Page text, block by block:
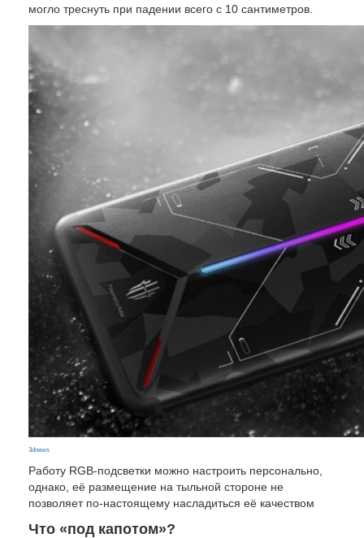
могло треснуть при падении всего с 10 сантиметров.
3dnews
Работу RGB-подсветки можно настроить персонально,
однако, её размещение на тыльной стороне не
позволяет по-настоящему насладиться её качеством
Что «под капотом»?